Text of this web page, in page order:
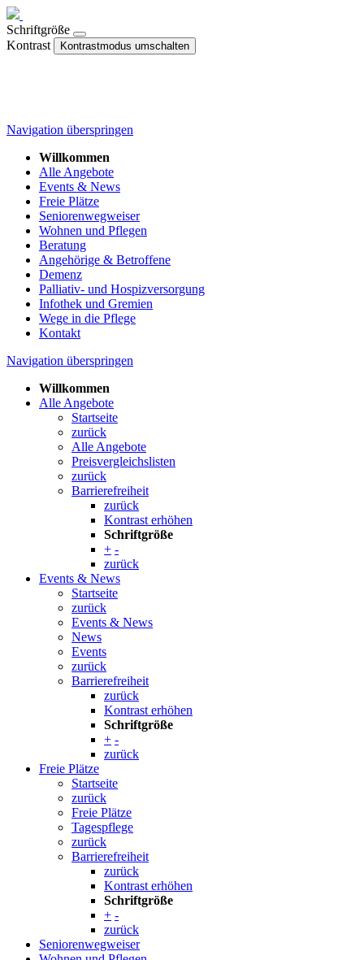
Schriftgröße
Kontrast
Kontrastmodus umschalten
Navigation überspringen
Willkommen
Alle Angebote
Events & News
Freie Plätze
Seniorenwegweiser
Wohnen und Pflegen
Beratung
Angehörige & Betroffene
Demenz
Palliativ- und Hospizversorgung
Infothek und Gremien
Wege in die Pflege
Kontakt
Navigation überspringen
Willkommen
Alle Angebote
Startseite
zurück
Alle Angebote
Preisvergleichslisten
zurück
Barrierefreiheit
zurück
Kontrast erhöhen
Schriftgröße
+ -
zurück
Events & News
Startseite
zurück
Events & News
News
Events
zurück
Barrierefreiheit
zurück
Kontrast erhöhen
Schriftgröße
+ -
zurück
Freie Plätze
Startseite
zurück
Freie Plätze
Tagespflege
zurück
Barrierefreiheit
zurück
Kontrast erhöhen
Schriftgröße
+ -
zurück
Seniorenwegweiser